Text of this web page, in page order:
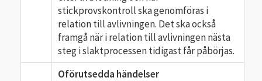
stickprovskontroll ska genomföras i
relation till avlivningen. Det ska också
framgå när i relation till avlivningen nästa
steg i slaktprocessen tidigast får påbörjas.
Oförutsedda händelser